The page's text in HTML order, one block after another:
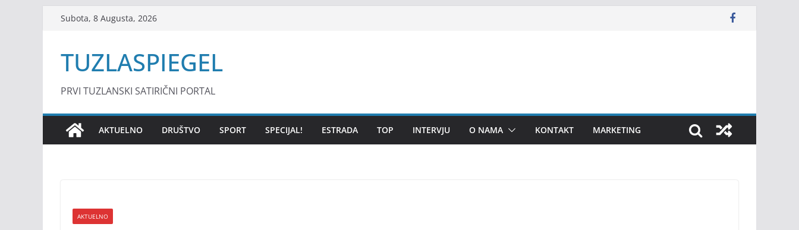
Subota, 8 Augusta, 2026
TUZLASPIEGEL
PRVI TUZLANSKI SATIRIČNI PORTAL
AKTUELNO DRUŠTVO SPORT SPECIJAL! ESTRADA TOP INTERVJU O NAMA KONTAKT MARKETING
AKTUELNO